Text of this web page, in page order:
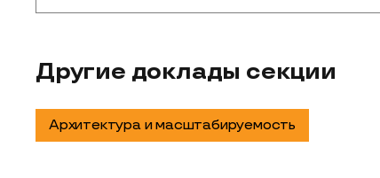
Другие доклады секции
Архитектура и масштабируемость